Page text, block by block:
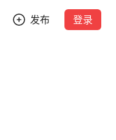
发布 登录